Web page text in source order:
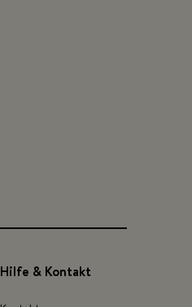
Hilfe & Kontakt